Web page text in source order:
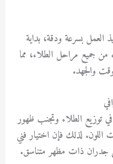
العمل بسرعة ودقة، بداية
من جميع مراحل الطلاء، مما
والجهد.
في توزيع الطلاء وتجنب ظهور
لذلك فإن اختيار فني
ذات مظهر متناسق.